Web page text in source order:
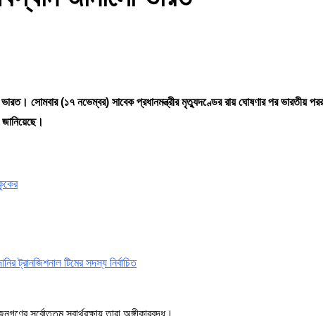
সোমবার (১৭ নভেম্বর) সাবেক প্রধানমন্ত্রীর মৃত্যুদণ্ডের রায় ঘোষণার পর ভারতীয়
ট্রানজিশনাল টিমের সদস্য নির্বাচিত